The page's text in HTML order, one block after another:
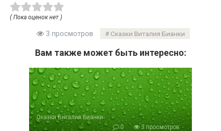
( Пока оценок нет )
3 просмотров Сказки Виталия Бианки
Вам также может быть интересно:
Сказки Виталия Бианки
0
3 просмотров